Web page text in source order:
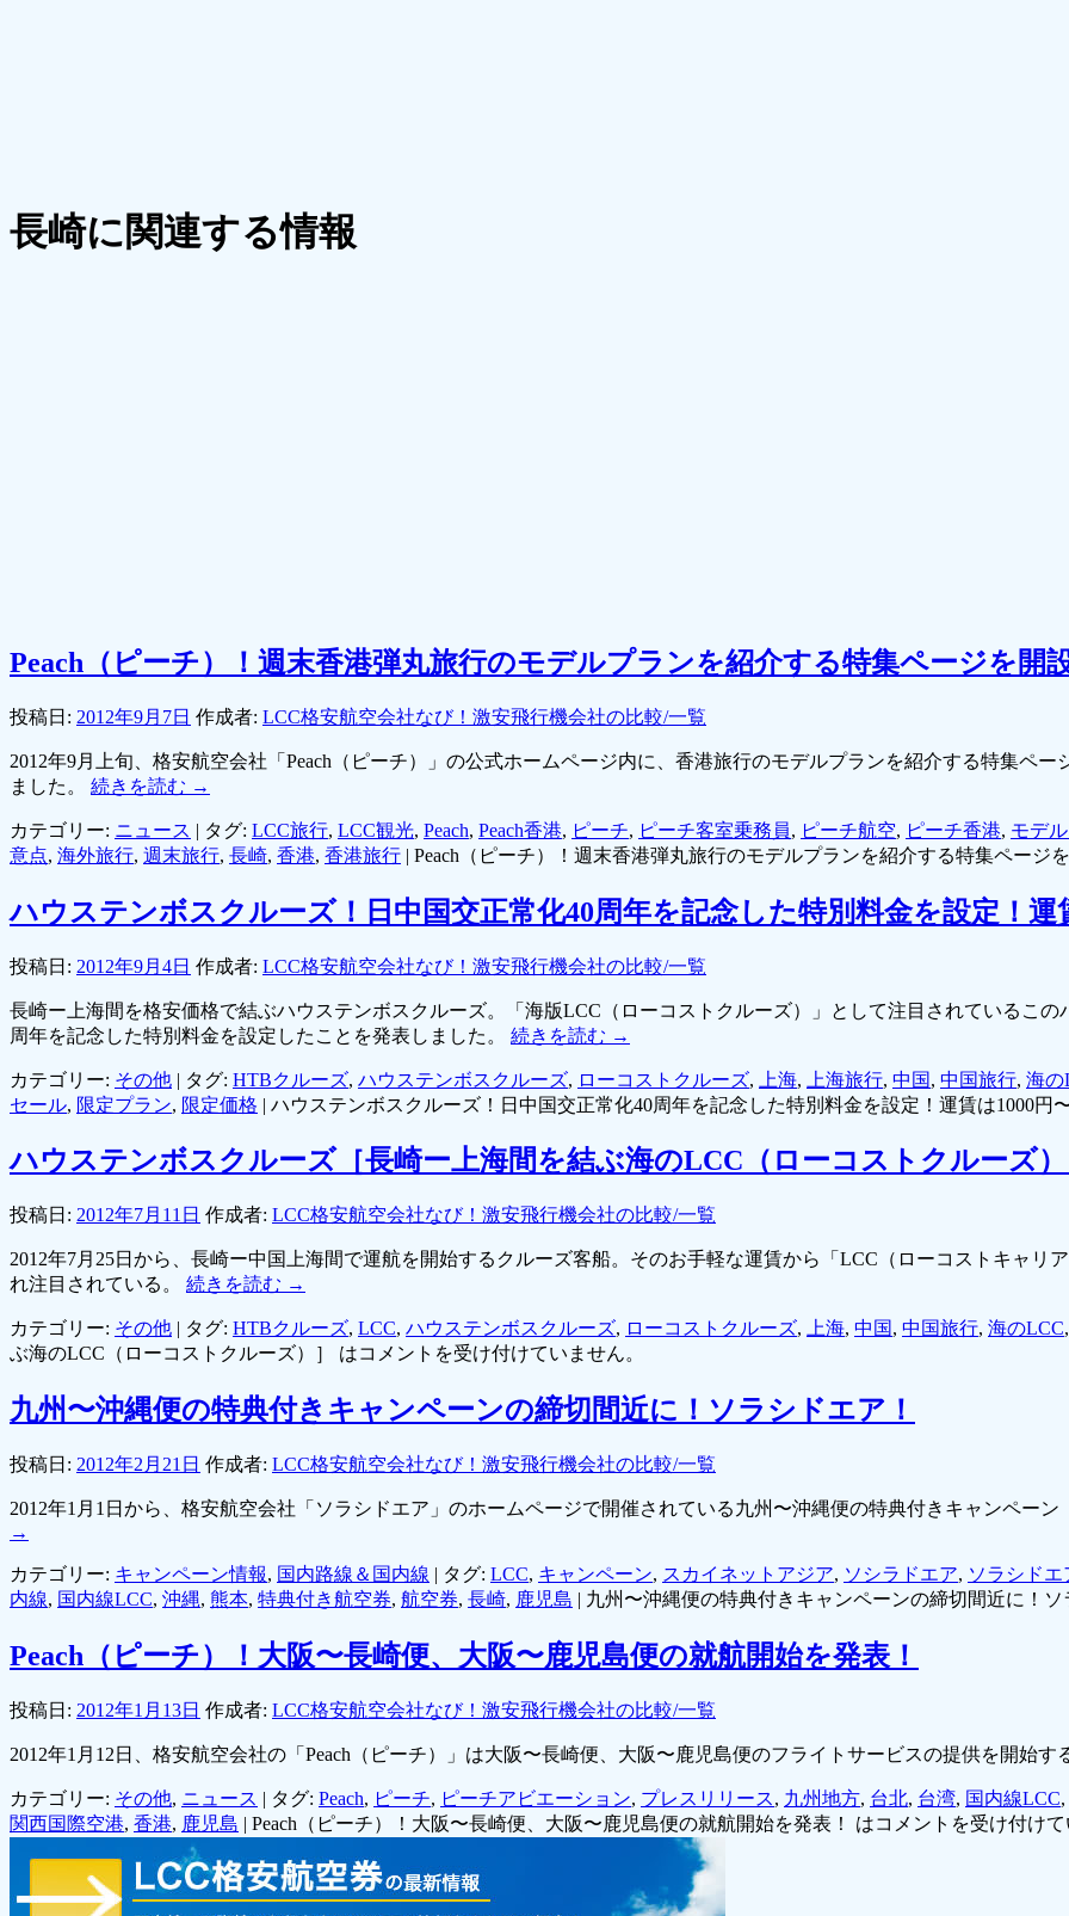
長崎に関連する情報
Peach（ピーチ）！週末香港弾丸旅行のモデルプランを紹介する特集ページを開
投稿日: 2012年9月7日 作成者: LCC格安航空会社なび！激安飛行機会社の比較/一覧
2012年9月上旬、格安航空会社「Peach（ピーチ）」の公式ホームページ内に、香港旅行のモデルプランを紹介する特集ペ
ました。 続きを読む →
カテゴリー: ニュース | タグ: LCC旅行, LCC観光, Peach, Peach香港, ピーチ, ピーチ客室乗務員, ピーチ航空, ピーチ香港, モデ
意点, 海外旅行, 週末旅行, 長崎, 香港, 香港旅行 | Peach（ピーチ）！週末香港弾丸旅行のモデルプランを紹介する特集ページ
ハウステンボスクルーズ！日中国交正常化40周年を記念した特別料金を設定！運
投稿日: 2012年9月4日 作成者: LCC格安航空会社なび！激安飛行機会社の比較/一覧
長崎ー上海間を格安価格で結ぶハウステンボスクルーズ。「海版LCC（ローコストクルーズ）」として注目されているこ
周年を記念した特別料金を設定したことを発表しました。 続きを読む →
カテゴリー: その他 | タグ: HTBクルーズ, ハウステンボスクルーズ, ローコストクルーズ, 上海, 上海旅行, 中国, 中国旅行, 海の
セール, 限定プラン, 限定価格 | ハウステンボスクルーズ！日中国交正常化40周年を記念した特別料金を設定！運賃は1000円
ハウステンボスクルーズ［長崎ー上海間を結ぶ海のLCC（ローコストクルーズ
投稿日: 2012年7月11日 作成者: LCC格安航空会社なび！激安飛行機会社の比較/一覧
2012年7月25日から、長崎ー中国上海間で運航を開始するクルーズ客船。そのお手軽な運賃から「LCC（ローコストキャリ
れ注目されている。 続きを読む →
カテゴリー: その他 | タグ: HTBクルーズ, LCC, ハウステンボスクルーズ, ローコストクルーズ, 上海, 中国, 中国旅行, 海のLCC
ぶ海のLCC（ローコストクルーズ）］ はコメントを受け付けていません。
九州〜沖縄便の特典付きキャンペーンの締切間近に！ソラシドエア！
投稿日: 2012年2月21日 作成者: LCC格安航空会社なび！激安飛行機会社の比較/一覧
2012年1月1日から、格安航空会社「ソラシドエア」のホームページで開催されている九州〜沖縄便の特典付きキャンペー
→
カテゴリー: キャンペーン情報, 国内路線＆国内線 | タグ: LCC, キャンペーン, スカイネットアジア, ソシラドエア, ソラシドエ
内線, 国内線LCC, 沖縄, 熊本, 特典付き航空券, 航空券, 長崎, 鹿児島 | 九州〜沖縄便の特典付きキャンペーンの締切間近に！
Peach（ピーチ）！大阪〜長崎便、大阪〜鹿児島便の就航開始を発表！
投稿日: 2012年1月13日 作成者: LCC格安航空会社なび！激安飛行機会社の比較/一覧
2012年1月12日、格安航空会社の「Peach（ピーチ）」は大阪〜長崎便、大阪〜鹿児島便のフライトサービスの提供を開始
カテゴリー: その他, ニュース | タグ: Peach, ピーチ, ピーチアビエーション, プレスリリース, 九州地方, 台北, 台湾, 国内線LCC,
関西国際空港, 香港, 鹿児島 | Peach（ピーチ）！大阪〜長崎便、大阪〜鹿児島便の就航開始を発表！ はコメントを受け付け